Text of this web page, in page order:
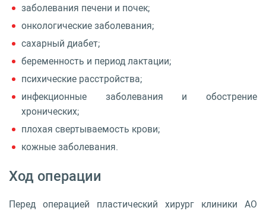
заболевания печени и почек;
онкологические заболевания;
сахарный диабет;
беременность и период лактации;
психические расстройства;
инфекционные заболевания и обострение
хронических;
плохая свертываемость крови;
кожные заболевания.
Ход операции
Перед операцией пластический хирург клиники АО